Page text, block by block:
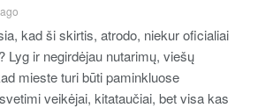
kad ši skirtis, atrodo, niekur oficialiai
Lyg ir negirdėjau nutarimų, viešų
mieste turi būti paminkluose
veikėjai, kitataučiai, bet visa kas